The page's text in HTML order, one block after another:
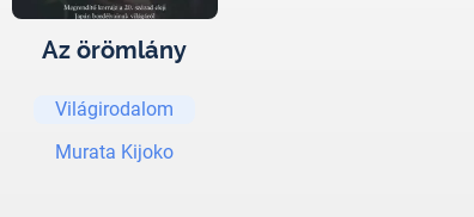
Az örömlány
Világirodalom
Murata Kijoko